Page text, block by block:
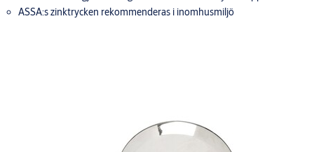
ASSA:s zinktrycken rekommenderas i inomhusmiljö